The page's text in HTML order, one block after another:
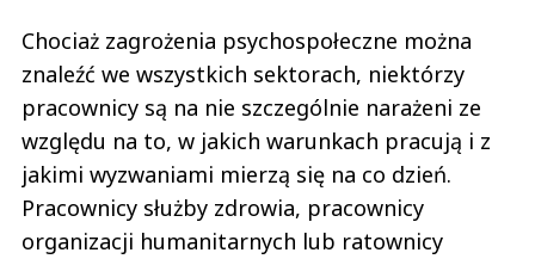
Chociaż zagrożenia psychospołeczne można
znaleźć we wszystkich sektorach, niektórzy
pracownicy są na nie szczególnie narażeni ze
względu na to, w jakich warunkach pracują i z
jakimi wyzwaniami mierzą się na co dzień.
Pracownicy służby zdrowia, pracownicy
organizacji humanitarnych lub ratownicy